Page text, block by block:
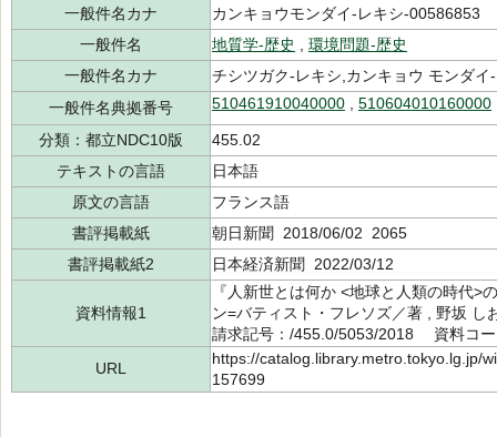
一般件名カナ
カンキョウモンダイ-レキシ-00586853
一般件名
地質学-歴史
環境問題-歴史
一般件名カナ
チシツガク-レキシ,カンキョウ モンダイ
一般件名典拠番号
510461910040000 510604010160000
分類：都立NDC10版
455.02
テキストの言語
日本語
原文の言語
フランス語
書評掲載紙
朝日新聞 2018/06/02 2065
書評掲載紙2
日本経済新聞 2022/03/12
資料情報1
『人新世とは何か <地球と人類の時代
ン=バティスト・フレソズ／著 , 野坂
請求記号：/455.0/5053/2018 資料コ
URL
https://catalog.library.metro.tokyo.lg.jp/
157699